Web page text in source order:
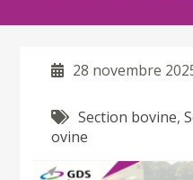
28 novembre
Section bovine,
ovine